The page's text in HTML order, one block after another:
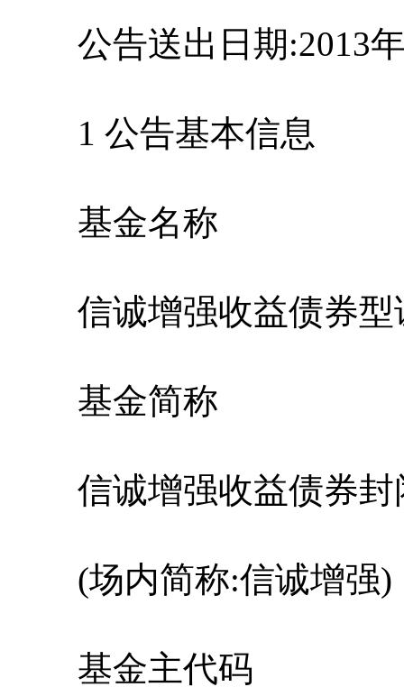
公告送出日期:2013年
1 公告基本信息
基金名称
信诚增强收益债券型
基金简称
信诚增强收益债券封
(场内简称:信诚增强)
基金主代码